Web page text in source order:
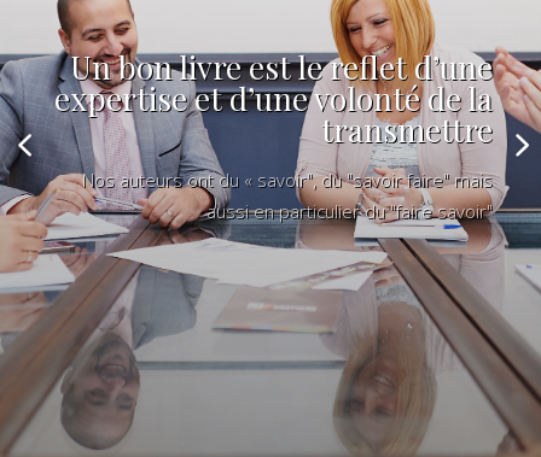
Un bon livre est le reflet d’une
expertise et d’une volonté de la
transmettre
Nos auteurs ont du « savoir", du "savoir faire" mais
aussi en particulier du "faire savoir"